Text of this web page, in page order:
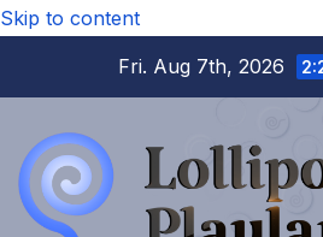
Skip to content
Fri. Aug 7th, 2026